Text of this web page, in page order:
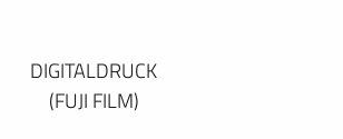
DIGITALDRUCK
(FUJI FILM)